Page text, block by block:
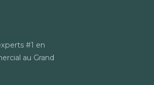
#1 en
au Grand